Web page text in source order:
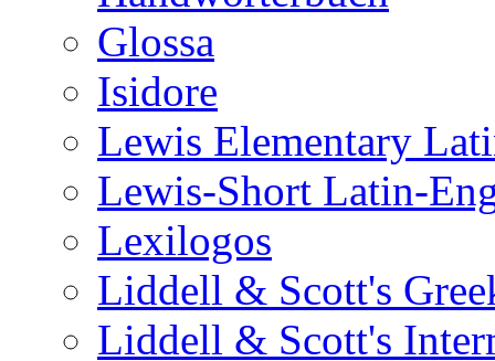
Glossa
Isidore
Lewis Elementary
Lewis-Short Latin-
Lexilogos
Liddell & Scott's
Liddell & Scott's